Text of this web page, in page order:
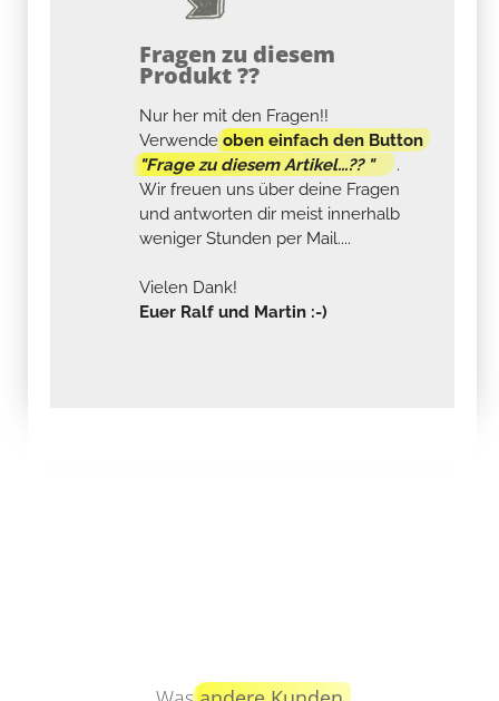
Fragen zu diesem
Produkt ??
Nur her mit den Fragen!!
Verwendeoben einfach den Button
"Frage zu diesem Artikel...?? "
.
Wir freuen uns über deine Fragen
und antworten dir meist innerhalb
weniger Stunden per Mail....
Vielen Dank!
Euer Ralf und Martin :-)